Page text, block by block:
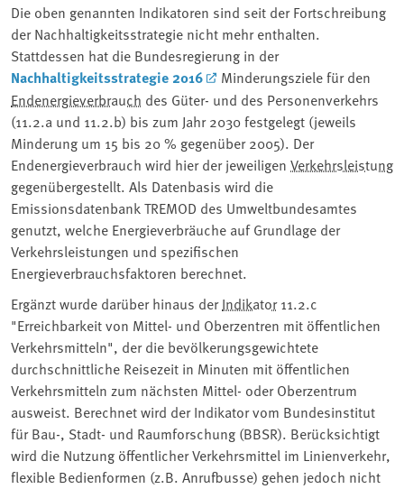
Die oben genannten Indikatoren sind seit der Fortschreibung
der Nachhaltigkeitsstrategie nicht mehr enthalten.
Stattdessen hat die Bundesregierung in der
Nachhaltigkeitsstrategie 2016
Minderungsziele für den
Endenergieverbrauch des Güter- und des Personenverkehrs
(11.2.a und 11.2.b) bis zum Jahr 2030 festgelegt (jeweils
Minderung um 15 bis 20 % gegenüber 2005). Der
Endenergieverbrauch wird hier der jeweiligen Verkehrsleistung
gegenübergestellt. Als Datenbasis wird die
Emissionsdatenbank TREMOD des Umweltbundesamtes
genutzt, welche Energieverbräuche auf Grundlage der
Verkehrsleistungen und spezifischen
Energieverbrauchsfaktoren berechnet.
Ergänzt wurde darüber hinaus derIndikator11.2.c
"Erreichbarkeit von Mittel- und Oberzentren mit öffentlichen
Verkehrsmitteln", der die bevölkerungsgewichtete
durchschnittliche Reisezeit in Minuten mit öffentlichen
Verkehrsmitteln zum nächsten Mittel- oder Oberzentrum
ausweist. Berechnet wird der Indikator vom Bundesinstitut
für Bau-, Stadt- und Raumforschung (BBSR). Berücksichtigt
wird die Nutzung öffentlicher Verkehrsmittel im Linienverkehr,
flexible Bedienformen (z.B. Anrufbusse) gehen jedoch nicht